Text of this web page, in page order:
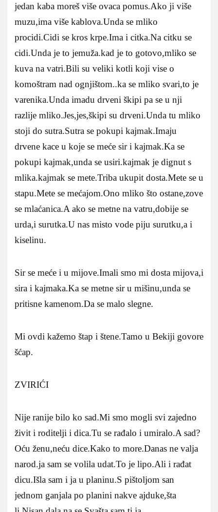
jedan kaba moreš više ovaca pomus.Ako ji više
muzu,ima više kablova.Unda se mliko
procidi.Cidi se kros krpe.Ima i citka.Na citku se
cidi.Unda je to jemuža.kad je to gotovo,mliko se
kuva na vatri.Bili su veliki kotli koji vise o
komoštram nad ognjištom..ka se mliko svari,to je
varenika.Unda imadu drveni škipi pa se u nji
razlije mliko.Jes,jes,škipi su drveni.Unda tu mliko
stoji do sutra.Sutra se pokupi kajmak.Imaju
drvene kace u koje se meće sir i kajmak.Ka se
pokupi kajmak,unda se usiri.kajmak je dignut s
mlika.kajmak se mete.Triba ukupit dosta.Mete se u
stapu.Mete se mećajom.Ono mliko što ostane,zove
se mlaćanica.A ako se metne na vatru,dobije se
urda,i surutka.U nas misto vode piju surutku,a i
kiselinu.
Sir se meće i u mijove.Imali smo mi dosta mijova,i
sira i kajmaka.Ka se metne sir u mišinu,unda se
pritisne kamenom.Da se malo slegne.
Mi ovdi kažemo štap i štene.Tamo u Bekiji govore
šćap.
ZVIRIĆI
Nije ranije bilo ko sad.Mi smo mogli svi zajedno
živit i roditelji i dica.Tu se rađalo i umiralo.A sad?
Oću ženu,neću dice.Kako to more.Danas ne valja
narod.ja sam se volila udat.To je lipo.Ali i rađat
dicu.Išla sam i ja u planinu.S pištoljom san
jednom ganjala po planini nakve ajduke,šta